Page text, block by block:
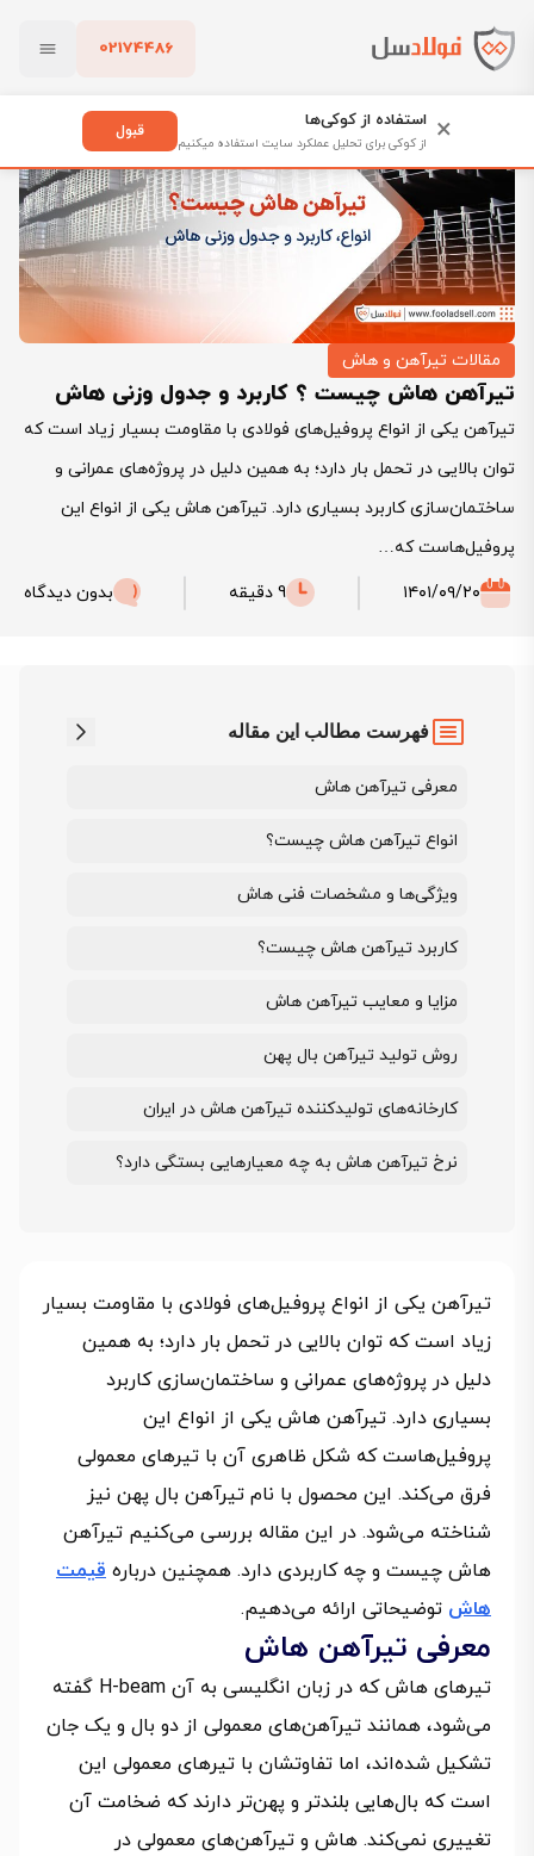
02174486
پاک کردن
فولادسل
مقالات تیرآهن و هاش
تیرآهن هاش چیست ؟ کاربرد و جدول وزنی هاش
تیرآهن یکی از انواع پروفیل‌های فولادی با مقاومت بسیار زیاد است که
توان بالایی در تحمل بار دارد؛ به همین دلیل در پروژه‌های عمرانی و
ساختمان‌سازی کاربرد بسیاری دارد. تیرآهن هاش یکی از انواع این
پروفیل‌هاست که…
۱۴۰۱/۰۹/۲۰
9 دقیقه بدون دیدگاه
فهرست مطالب این مقاله
معرفی تیرآهن هاش
انواع تیرآهن هاش چیست؟
ویژگی‌ها و مشخصات فنی هاش
کاربرد تیرآهن هاش چیست؟
مزایا و معایب تیرآهن هاش
روش تولید تیرآهن‌ بال پهن
کارخانه‌های تولیدکننده تیرآهن هاش در ایران
نرخ تیرآهن هاش به چه معیارهایی بستگی دارد؟
تیرآهن یکی از انواع پروفیل‌های فولادی با مقاومت بسیار
زیاد است که توان بالایی در تحمل بار دارد؛ به همین
دلیل در پروژه‌های عمرانی و ساختمان‌سازی کاربرد
بسیاری دارد. تیرآهن هاش یکی از انواع این
پروفیل‌هاست که شکل ظاهری آن با تیرهای معمولی
فرق می‌کند. این محصول با نام تیرآهن بال پهن نیز
شناخته می‌شود. در این مقاله بررسی می‌کنیم تیرآهن
هاش چیست و چه کاربردی دارد. همچنین درباره قیمت
هاش توضیحاتی ارائه می‌دهیم.
معرفی تیرآهن هاش
تیرهای هاش که در زبان انگلیسی به آن H-beam گفته
می‌شود، همانند تیرآهن‌های معمولی از دو بال و یک جان
تشکیل شده‌اند، اما تفاوتشان با تیرهای معمولی این
است که بال‌هایی بلندتر و پهن‌تر دارند که ضخامت آن
تغییری نمی‌کند. هاش و تیرآهن‌های معمولی در
× استفاده از کوکی‌ها
از کوکی برای تحلیل عملکرد سایت استفاده میکنیم
قبول